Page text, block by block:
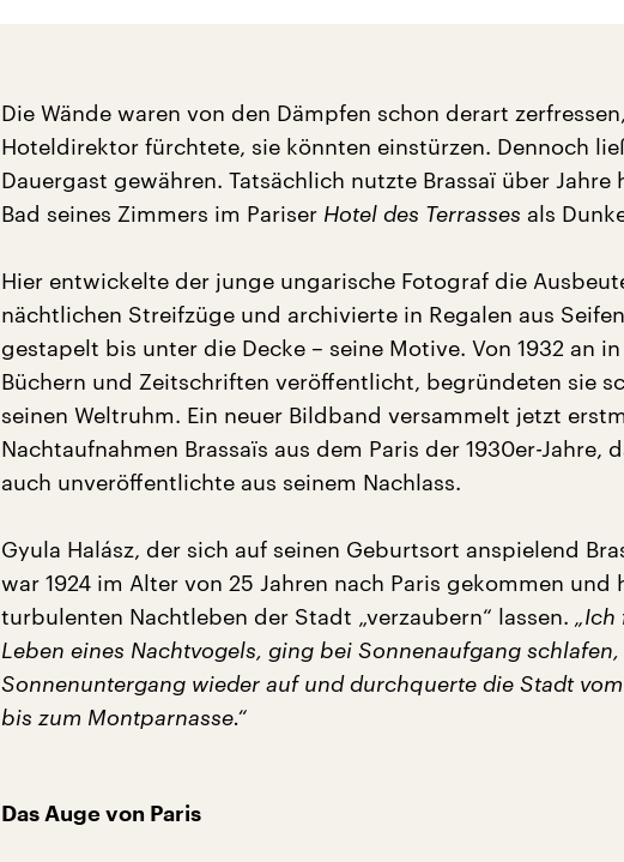
Die Wände waren von den Dämpfen schon derart
Hoteldirektor fürchtete, sie könnten einstürzen. Dennoch
Dauergast gewähren. Tatsächlich nutzte Brassaï über Jahre
Bad seines Zimmers im Pariser Hotel des Terrasses als
Hier entwickelte der junge ungarische Fotograf die
nächtlichen Streifzüge und archivierte in Regalen aus
gestapelt bis unter die Decke – seine Motive. Von 1932 an
Büchern und Zeitschriften veröffentlicht, begründeten sie
seinen Weltruhm. Ein neuer Bildband versammelt jetzt
Nachtaufnahmen Brassaïs aus dem Paris der 1930er-Jahre,
auch unveröffentlichte aus seinem Nachlass.
Gyula Halász, der sich auf seinen Geburtsort anspielend
war 1924 im Alter von 25 Jahren nach Paris gekommen und
turbulenten Nachtleben der Stadt „verzaubern“ lassen. „Ich
Leben eines Nachtvogels, ging bei Sonnenaufgang
Sonnenuntergang wieder auf und durchquerte die Stadt
bis zum Montparnasse.“
Das Auge von Paris